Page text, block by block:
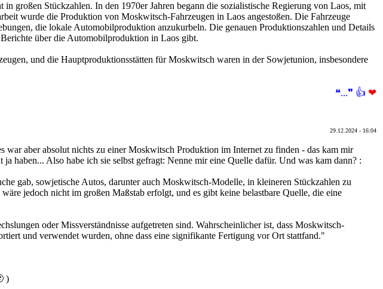
großen Stückzahlen. In den 1970er Jahren begann die sozialistische Regierung von Laos, mit
wurde die Produktion von Moskwitsch-Fahrzeugen in Laos angestoßen. Die Fahrzeuge
die lokale Automobilproduktion anzukurbeln. Die genauen Produktionszahlen und Details
über die Automobilproduktion in Laos gibt.
und die Hauptproduktionsstätten für Moskwitsch waren in der Sowjetunion, insbesondere
❝...❞ 👍 ❤
29.12.2024 - 16:04
war aber absolut nichts zu einer Moskwitsch Produktion im Internet zu finden - das kam mir
haben... Also habe ich sie selbst gefragt: Nenne mir eine Quelle dafür. Und was kam dann? :
gab, sowjetische Autos, darunter auch Moskwitsch-Modelle, in kleineren Stückzahlen zu
jedoch nicht im großen Maßstab erfolgt, und es gibt keine belastbare Quelle, die eine
oder Missverständnisse aufgetreten sind. Wahrscheinlicher ist, dass Moskwitsch-
und verwendet wurden, ohne dass eine signifikante Fertigung vor Ort stattfand."
)